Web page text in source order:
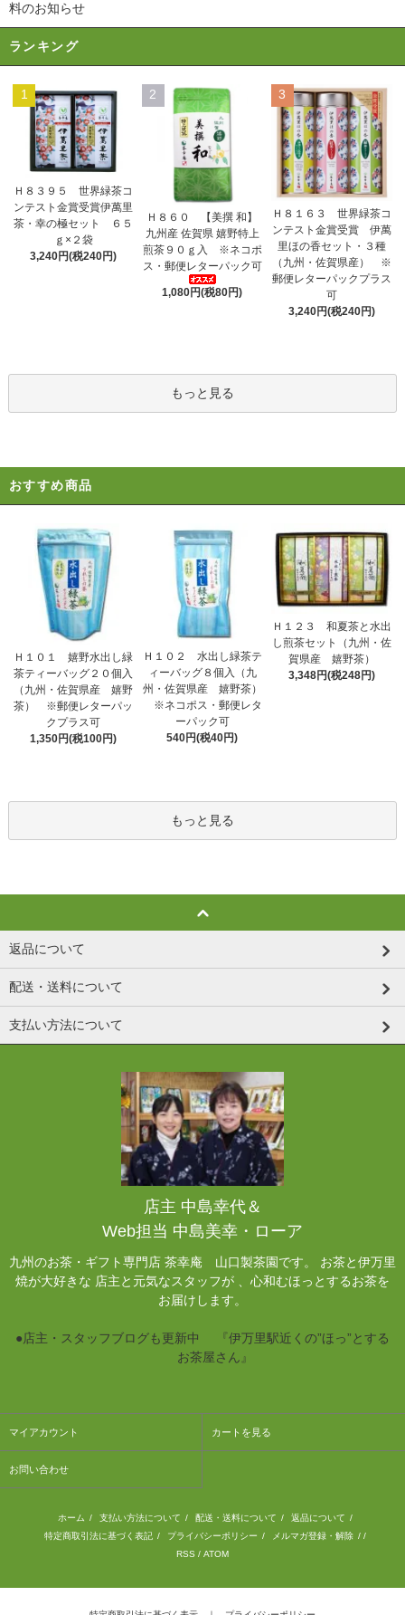
料のお知らせ
ランキング
1
Ｈ８３９５ 世界緑茶コ
ンテスト金賞受賞伊萬里
茶・幸の極セット ６５
ｇ×２袋
3,240円(税240円)
2
Ｈ８６０ 【美撰 和】
九州産 佐賀県 嬉野特上
煎茶９０ｇ入 ※ネコポ
ス・郵便レターパック可
1,080円(税80円)
3
Ｈ８１６３ 世界緑茶コ
ンテスト金賞受賞 伊萬
里ほの香セット・３種
（九州・佐賀県産） ※
郵便レターパックプラス
可
3,240円(税240円)
もっと見る
おすすめ商品
Ｈ１０１ 嬉野水出し緑
茶ティーバッグ２０個入
（九州・佐賀県産 嬉野
茶） ※郵便レターパッ
クプラス可
1,350円(税100円)
Ｈ１０２ 水出し緑茶テ
ィーバッグ８個入（九
州・佐賀県産 嬉野茶）
※ネコポス・郵便レタ
ーパック可
540円(税40円)
Ｈ１２３ 和夏茶と水出
し煎茶セット（九州・佐
賀県産 嬉野茶）
3,348円(税248円)
もっと見る
返品について
配送・送料について
支払い方法について
店主 中島幸代＆
Web担当 中島美幸・ローア
九州のお茶・ギフト専門店 茶幸庵 山口製茶園です。 お茶と伊万里
焼が大好きな 店主と元気なスタッフが 、心和むほっとするお茶を
お届けします。
●店主・スタッフブログも更新中 『伊万里駅近くの”ほっ”とする
お茶屋さん』
マイアカウント カートを見る
お問い合わせ
ホーム / 支払い方法について / 配送・送料について / 返品について /
特定商取引法に基づく表記 / プライバシーポリシー / メルマガ登録・解除 / /
RSS / ATOM